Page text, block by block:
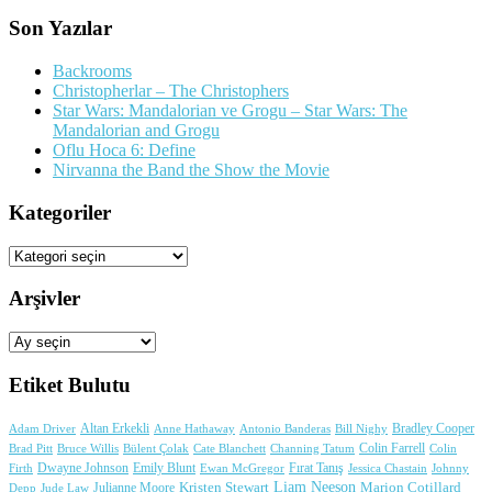
Son Yazılar
Backrooms
Christopherlar – The Christophers
Star Wars: Mandalorian ve Grogu – Star Wars: The
Mandalorian and Grogu
Oflu Hoca 6: Define
Nirvanna the Band the Show the Movie
Kategoriler
Kategoriler
Arşivler
Arşivler
Etiket Bulutu
Adam Driver Altan Erkekli Anne Hathaway Antonio Banderas Bill Nighy Bradley Cooper
Brad Pitt Bruce Willis Bülent Çolak Cate Blanchett Channing Tatum Colin Farrell Colin
Firth Dwayne Johnson Emily Blunt Ewan McGregor Fırat Tanış Jessica Chastain Johnny
Depp Jude Law Julianne Moore Kristen Stewart Liam Neeson Marion Cotillard